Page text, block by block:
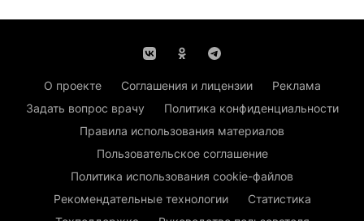
О проекте Соглашения и лицензии
Реклама
Задать вопрос врачу
Политика конфиденциальности
Правила использования материалов
Пользовательское соглашение
Политика использования cookie-файлов
Рекомендательные технологии
Статистика